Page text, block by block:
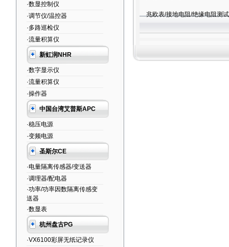
·数显控制仪
·调节仪/温控器
·多路巡检仪
·流量积算仪
新虹润NHR
·数字显示仪
·流量积算仪
·操作器
中国台湾艾普斯APC
·稳压电源
·变频电源
圣斯尔CE
·电量隔离传感器/变送器
·调理器/配电器
·功率/功率因数隔离传感变
送器
·数显表
杭州盘古PG
·VX6100彩屏无纸记录仪
兆欧表/接地电阻/绝缘电阻测